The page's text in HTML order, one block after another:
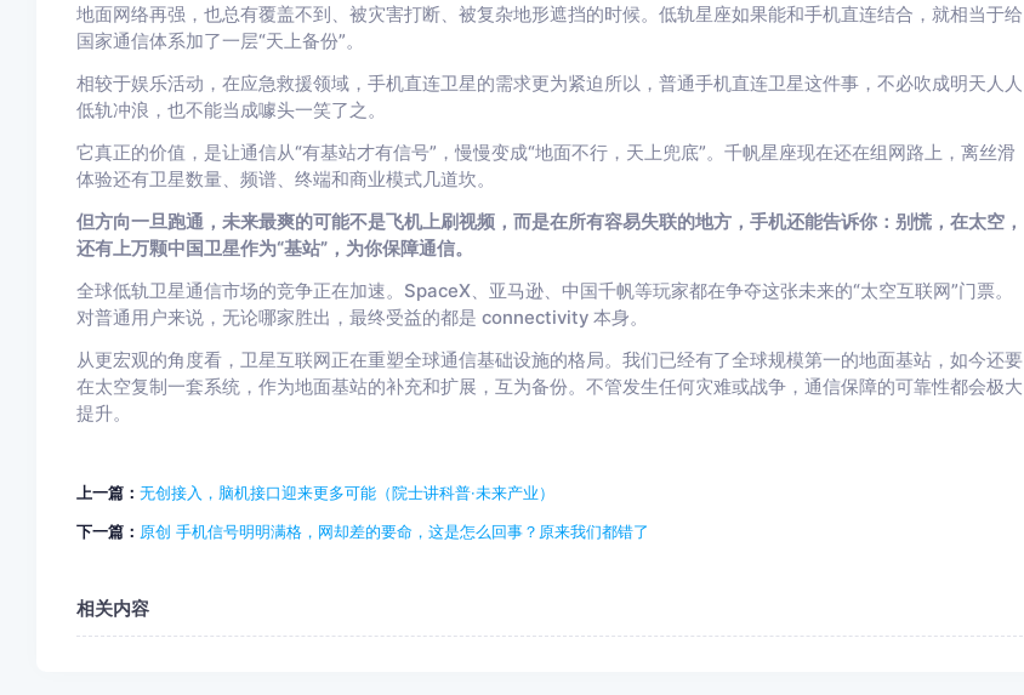
地面网络再强，也总有覆盖不到、被灾害打断、被复杂地形遮挡的时候。低轨星座如果能和手机直连结合，就相当于给
国家通信体系加了一层“天上备份”。
相较于娱乐活动，在应急救援领域，手机直连卫星的需求更为紧迫所以，普通手机直连卫星这件事，不必吹成明天人人
低轨冲浪，也不能当成噱头一笑了之。
它真正的价值，是让通信从“有基站才有信号”，慢慢变成“地面不行，天上兜底”。千帆星座现在还在组网路上，离丝滑
体验还有卫星数量、频谱、终端和商业模式几道坎。
但方向一旦跑通，未来最爽的可能不是飞机上刷视频，而是在所有容易失联的地方，手机还能告诉你：别慌，在太空，
还有上万颗中国卫星作为“基站”，为你保障通信。
全球低轨卫星通信市场的竞争正在加速。SpaceX、亚马逊、中国千帆等玩家都在争夺这张未来的“太空互联网”门票。
对普通用户来说，无论哪家胜出，最终受益的都是 connectivity 本身。
从更宏观的角度看，卫星互联网正在重塑全球通信基础设施的格局。我们已经有了全球规模第一的地面基站，如今还要
在太空复制一套系统，作为地面基站的补充和扩展，互为备份。不管发生任何灾难或战争，通信保障的可靠性都会极大
提升。
上一篇： 无创接入，脑机接口迎来更多可能（院士讲科普·未来产业）
下一篇： 原创 手机信号明明满格，网却差的要命，这是怎么回事？原来我们都错了
相关内容